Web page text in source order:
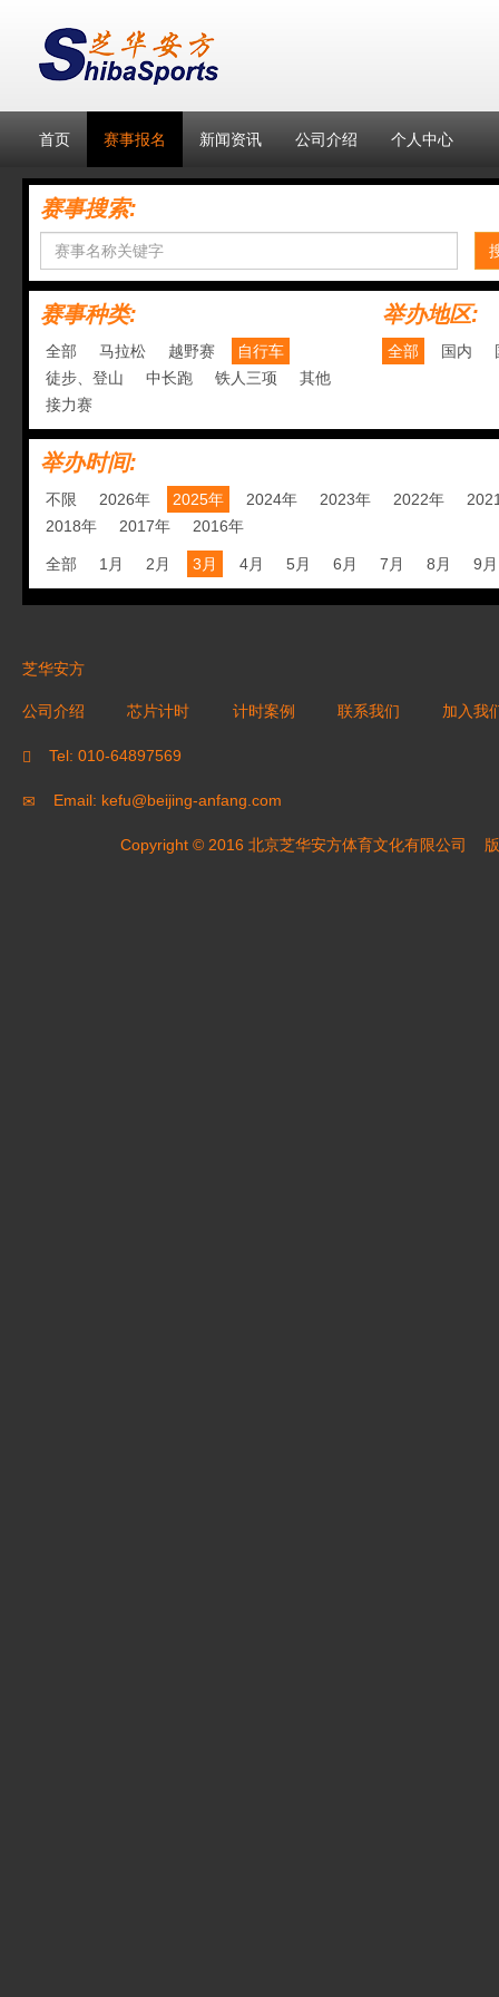
首页 赛事报名 新闻资讯 公司介绍 个人中心
赛事搜索:
赛事种类:
全部 马拉松 越野赛
自行车
徒步、登山
中长跑 铁人三项
其他
接力赛
举办地区:
全部 国内
举办时间:
不限 2026年 2025年 2024年 2023年 2022年
2018年
2017年 2016年
全部 1月 2月 3月 4月 5月 6月 7月 8月 9月
芝华安方
公司介绍 芯片计时 计时案例 联系我们 加入我
Tel: 010-64897569
Email: kefu@beijing-anfang.com
Copyright © 2016 北京芝华安方体育文化有限公司